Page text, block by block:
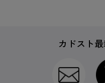
カドスト